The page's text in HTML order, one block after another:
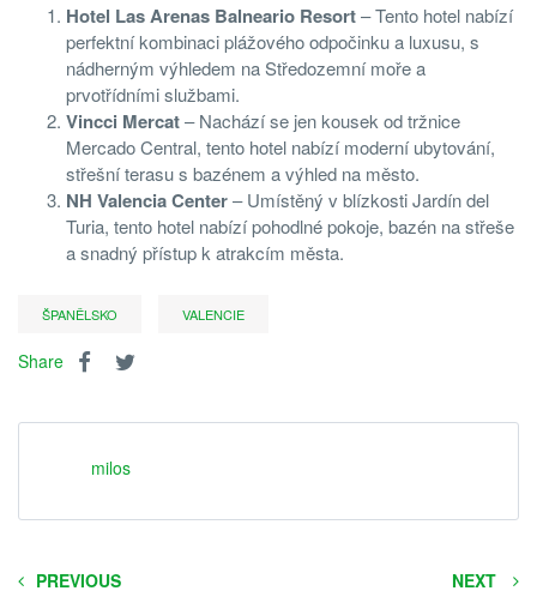
Hotel Las Arenas Balneario Resort– Tento hotel nabízí
perfektní kombinaci plážového odpočinku a luxusu, s
nádherným výhledem na Středozemní moře a
prvotřídními službami.
Vincci Mercat– Nachází se jen kousek od tržnice
Mercado Central, tento hotel nabízí moderní ubytování,
střešní terasu s bazénem a výhled na město.
NH Valencia Center– Umístěný v blízkosti Jardín del
Turia, tento hotel nabízí pohodlné pokoje, bazén na střeše
a snadný přístup k atrakcím města.
ŠPANĚLSKO VALENCIE
Share
milos
PREVIOUS NEXT